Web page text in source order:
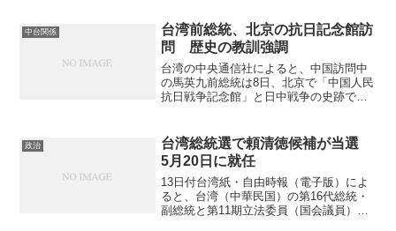
で起訴した。 うち何仁傑被告は、呉シ
ョウ（金ヘンにリット...
中台関係
台湾前総統、北京の抗日記念館訪
問 歴史の教訓強調
台湾の中央通信社によると、中国訪問中
の馬英九前総統は8日、北京で「中国人民
抗日戦争記念館」と日中戦争の史跡であ
ないようしっかり記憶しなければならな
い」などと述べた。（写...
政治
台湾総統選で頼清徳候補が当選
5月20日に就任
13日付台湾紙・自由時報（電子版）によ
ると、台湾（中華民国）の第16代総統・
副総統と第11期立法委員（国会議員）の